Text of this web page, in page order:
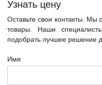
Узнать цену
Оставьте свои контакты.
товары. Наши
подобрать лучшее решение
Имя